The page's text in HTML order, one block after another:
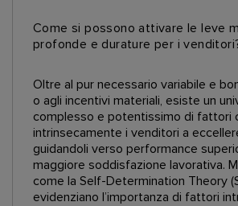
Come si possono attivare le leve
profonde e durature per i
Oltre al pur necessario variabile e
o agli incentivi materiali, esiste un
complesso e potentissimo di fattori
intrinsecamente i venditori a
guidandoli verso performance
maggiore soddisfazione lavorativa.
come la Self-Determination Theory
evidenziano l’importanza di fattori